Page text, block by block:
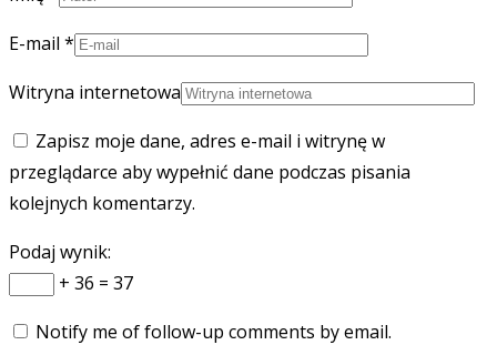
E-mail *
Witryna internetowa
Zapisz moje dane, adres e-mail i witrynę w
przeglądarce aby wypełnić dane podczas pisania
kolejnych komentarzy.
Podaj wynik:
+ 36 = 37
Notify me of follow-up comments by email.